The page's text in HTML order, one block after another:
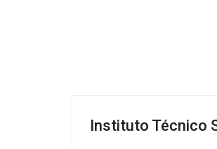
Instituto Técnico